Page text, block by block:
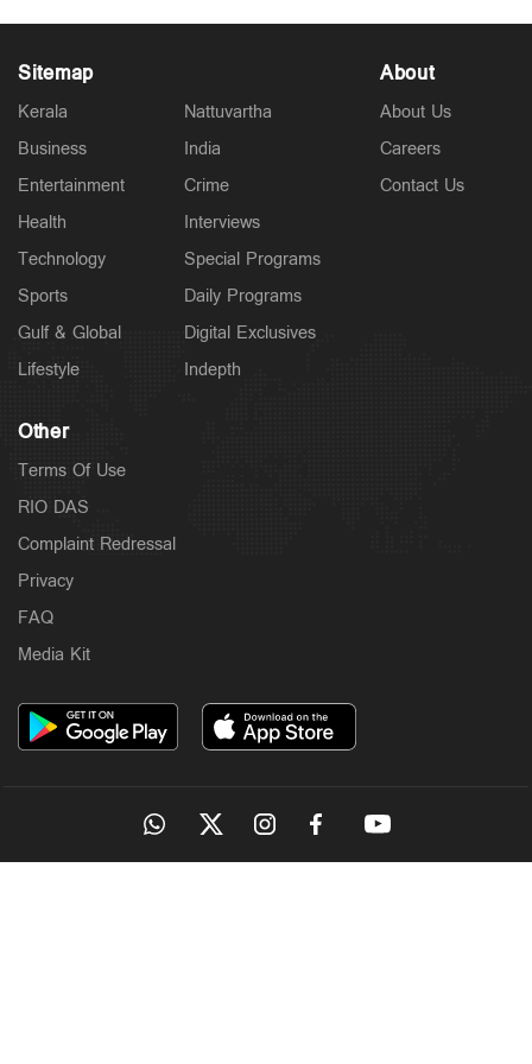
Sitemap
Kerala
Business
Entertainment
Health
Technology
Sports
Gulf & Global
Lifestyle
Nattuvartha
India
Crime
Interviews
Special Programs
Daily Programs
Digital Exclusives
Indepth
About
About Us
Careers
Contact Us
Other
Terms Of Use
RIO DAS
Complaint Redressal
Privacy
FAQ
Media Kit